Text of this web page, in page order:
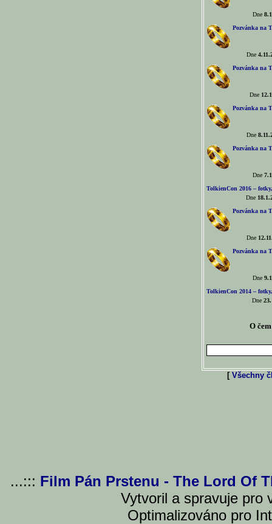
Dne
Pozvánka na
Dne
Pozvánka na
Dne
Pozvánka na
Dne
Pozvánka na
Dne
TolkienCon 2016 –
Dne
Pozvánka na
Dne
Pozvánka na
Dne
TolkienCon 2014 –
Dne
O
[ Všechny
...::: Film Pán Prstenu - The Lord Of
Vytvoril a spravuje pro
Optimalizováno pro